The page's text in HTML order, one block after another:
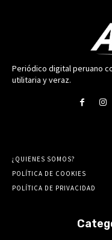
Periódico digital peruano
utilitaria y veraz.
¿QUIENES SOMOS?
POLÍTICA DE COOKIES
POLÍTICA DE PRIVACIDAD